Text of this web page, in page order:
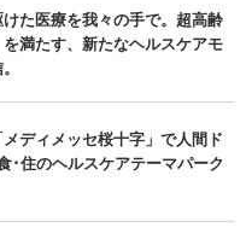
けた医療を我々の手で。超高齢
満たす、新たなヘルスケアモ
ディメッセ桜十字」で人間ド
･住のヘルスケアテーマパーク